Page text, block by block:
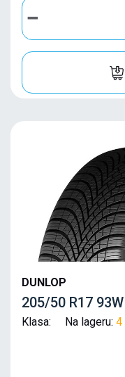
DUNLOP
205/50 R17
Klasa: Na lageru: 4